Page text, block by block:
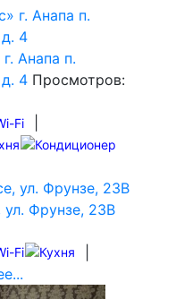
Анапа п.
4 Просмотров:
Фрунзе, 23В